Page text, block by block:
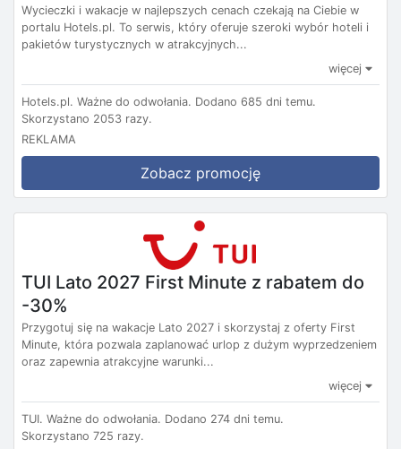
Wycieczki i wakacje w najlepszych cenach czekają na Ciebie w
portalu Hotels.pl. To serwis, który oferuje szeroki wybór hoteli i
pakietów turystycznych w atrakcyjnych...
więcej
Hotels.pl. Ważne do odwołania. Dodano 685 dni temu.
Skorzystano 2053 razy.
REKLAMA
Zobacz promocję
TUI Lato 2027 First Minute z rabatem do
-30%
Przygotuj się na wakacje Lato 2027 i skorzystaj z oferty First
Minute, która pozwala zaplanować urlop z dużym wyprzedzeniem
oraz zapewnia atrakcyjne warunki...
więcej
TUI. Ważne do odwołania. Dodano 274 dni temu.
Skorzystano 725 razy.